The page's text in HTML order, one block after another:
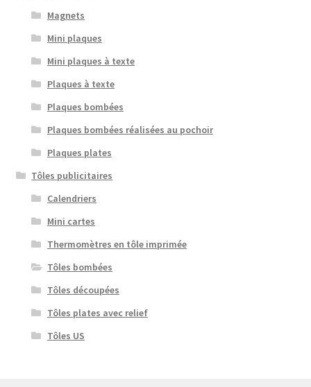
Magnets
Mini plaques
Mini plaques à texte
Plaques à texte
Plaques bombées
Plaques bombées réalisées au pochoir
Plaques plates
Tôles publicitaires
Calendriers
Mini cartes
Thermomètres en tôle imprimée
Tôles bombées
Tôles découpées
Tôles plates avec relief
Tôles US